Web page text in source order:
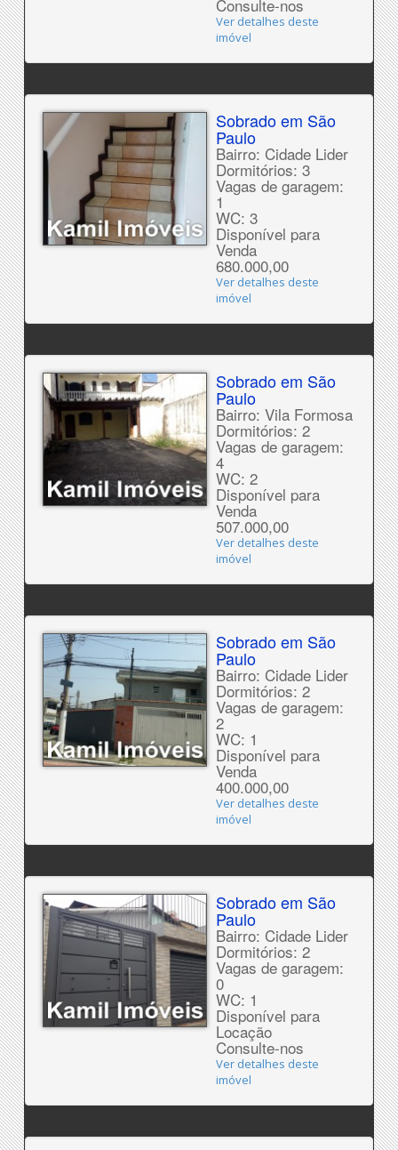
Consulte-nos
Ver detalhes deste
imóvel
Sobrado em São
Paulo
Bairro: Cidade Lider
Dormitórios: 3
Vagas de garagem:
1
WC: 3
Disponível para
Venda
680.000,00
Ver detalhes deste
imóvel
Sobrado em São
Paulo
Bairro: Vila Formosa
Dormitórios: 2
Vagas de garagem:
4
WC: 2
Disponível para
Venda
507.000,00
Ver detalhes deste
imóvel
Sobrado em São
Paulo
Bairro: Cidade Lider
Dormitórios: 2
Vagas de garagem:
2
WC: 1
Disponível para
Venda
400.000,00
Ver detalhes deste
imóvel
Sobrado em São
Paulo
Bairro: Cidade Lider
Dormitórios: 2
Vagas de garagem:
0
WC: 1
Disponível para
Locação
Consulte-nos
Ver detalhes deste
imóvel